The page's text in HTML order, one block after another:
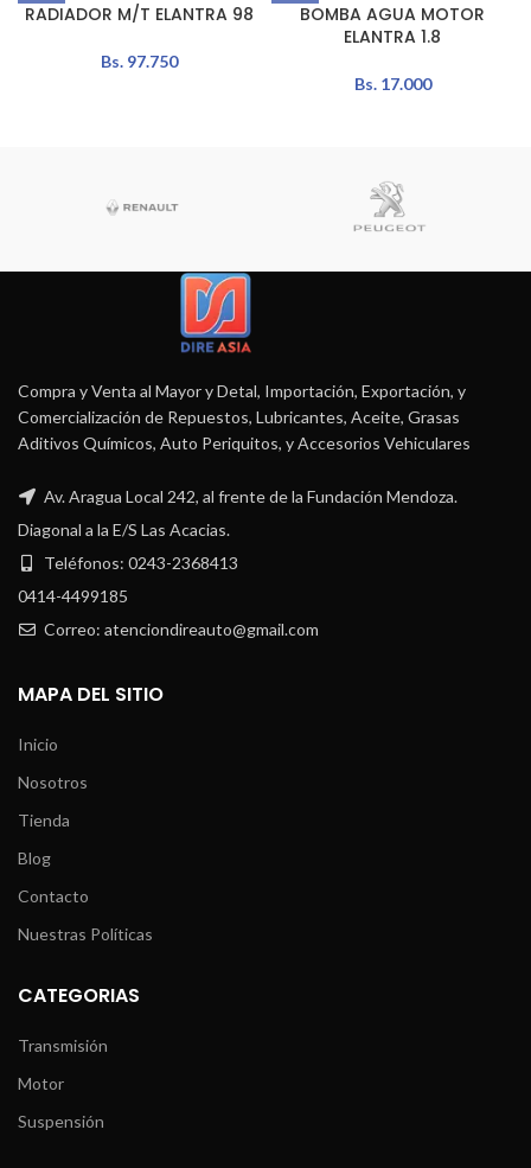
RADIADOR M/T ELANTRA 98
Bs.97.750
BOMBA AGUA MOTOR
ELANTRA 1.8
Bs.17.000
Compra y Venta al Mayor y Detal, Importación, Exportación, y
Comercialización de Repuestos, Lubricantes, Aceite, Grasas
Aditivos Químicos, Auto Periquitos, y Accesorios Vehiculares
Av. Aragua Local 242, al frente de la Fundación Mendoza.
Diagonal a la E/S Las Acacias.
Teléfonos: 0243-2368413
0414-4499185
Correo: atenciondireauto@gmail.com
MAPA DEL SITIO
Inicio
Nosotros
Tienda
Blog
Contacto
Nuestras Políticas
CATEGORIAS
Transmisión
Motor
Suspensión